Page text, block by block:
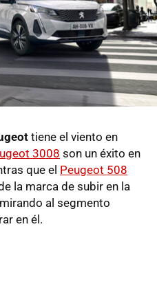
tiene el viento en
3008 son un éxito en
que el Peugeot 508
la marca de subir en la
al segmento
en él.